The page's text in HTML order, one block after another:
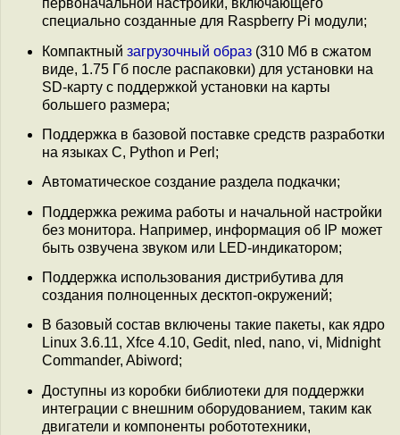
первоначальной настройки, включающего
специально созданные для Raspberry Pi модули;
Компактный загрузочный образ (310 Мб в сжатом
виде, 1.75 Гб после распаковки) для установки на
SD-карту с поддержкой установки на карты
большего размера;
Поддержка в базовой поставке средств разработки
на языках C, Python и Perl;
Автоматическое создание раздела подкачки;
Поддержка режима работы и начальной настройки
без монитора. Например, информация об IP может
быть озвучена звуком или LED-индикатором;
Поддержка использования дистрибутива для
создания полноценных десктоп-окружений;
В базовый состав включены такие пакеты, как ядро
Linux 3.6.11, Xfce 4.10, Gedit, nled, nano, vi, Midnight
Commander, Abiword;
Доступны из коробки библиотеки для поддержки
интеграции с внешним оборудованием, таким как
двигатели и компоненты робототехники,